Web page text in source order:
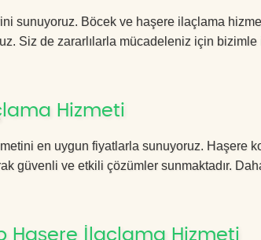
sunuyoruz. Böcek ve haşere ilaçlama
Siz de zararlılarla mücadeleniz için bizimle
Hizmeti
en uygun fiyatlarla sunuyoruz. Haşere
güvenli ve etkili çözümler sunmaktadır.
Haşere İlaçlama Hizmeti